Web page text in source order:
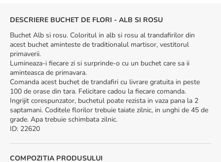
DESCRIERE BUCHET DE FLORI - ALB SI ROSU
Buchet Alb si rosu. Coloritul in alb si rosu al trandafirilor din
acest buchet aminteste de traditionalul martisor, vestitorul
primaverii.
Lumineaza-i fiecare zi si surprinde-o cu un buchet care sa ii
aminteasca de primavara.
Comanda acest buchet de trandafiri cu livrare gratuita in peste
100 de orase din tara. Felicitare cadou la fiecare comanda.
Ingrijit corespunzator, buchetul poate rezista in vaza pana la 2
saptamani. Coditele florilor trebuie taiate zilnic, in unghi de 45 de
grade. Apa trebuie schimbata zilnic.
ID: 22620
COMPOZITIA PRODUSULUI